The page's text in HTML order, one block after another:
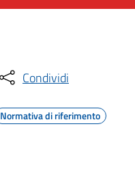
Condividi
Normativa di riferimento